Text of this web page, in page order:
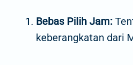
Bebas Pilih Jam:
keberangkatan dari